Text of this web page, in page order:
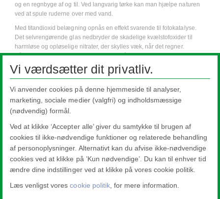
og en regnbyge af og til. Ved langvarig tørke kan man hjælpe naturen
ved at spule ruderne over med vand.
Med titandioxid belægning opnås en effekt svarende til fotokatalyse.
Det selvrengørende glas nedbryder de skadelige kvælstofoxider til
harmløse og opløselige nitrater, der skylles væk, når det regner.
Således hjælper titandioxid belægning på bygninger med at rense
forurenet byluft.
PilkingtonActiv™
PilkingtonActiv™Blue
PilkingtonActiv Suncool™
Vi værdsætter dit privatliv.
Vi anvender cookies på denne hjemmeside til analyser,
marketing, sociale medier (valgfri) og indholdsmæssige
(nødvendig) formål.
Ved at klikke ‘Accepter alle’ giver du samtykke til brugen af
cookies til ikke-nødvendige funktioner og relaterede behandling
af personoplysninger. Alternativt kan du afvise ikke-nødvendige
cookies ved at klikke på ’Kun nødvendige’. Du kan til enhver tid
ændre dine indstillinger ved at klikke på vores cookie politik.
Læs venligst vorescookie politik, for mere information.